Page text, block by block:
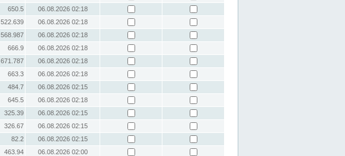
650.5
06.08.2026 02:18
522.639
06.08.2026 02:18
568.987
06.08.2026 02:18
666.9
06.08.2026 02:18
671.787
06.08.2026 02:18
663.3
06.08.2026 02:18
484.7
06.08.2026 02:15
645.5
06.08.2026 02:18
325.39
06.08.2026 02:15
326.67
06.08.2026 02:15
82.2
06.08.2026 02:15
463.94
06.08.2026 02:00